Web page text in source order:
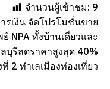
จำนวนผู้เข้าชม: 9
เงิน จัดโปรโมชั่นขาย
NPA ทั้งบ้านเดี่ยวและ
บุรีลดราคาสูงสุด 40%
2 ทำเลเมืองท่องเที่ยว